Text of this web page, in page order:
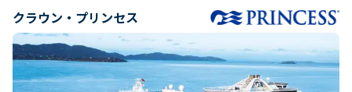
クラウン・プリンセス